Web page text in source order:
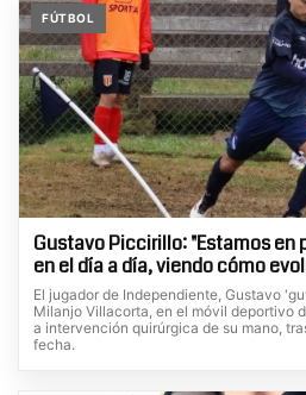
FÚTBOL
Gustavo Piccirillo: "Estamos en
en el día a día, viendo cómo
El jugador de Independiente, Gustavo
Milanjo Villacorta, en el móvil deportivo
a intervención quirúrgica de su mano,
fecha.